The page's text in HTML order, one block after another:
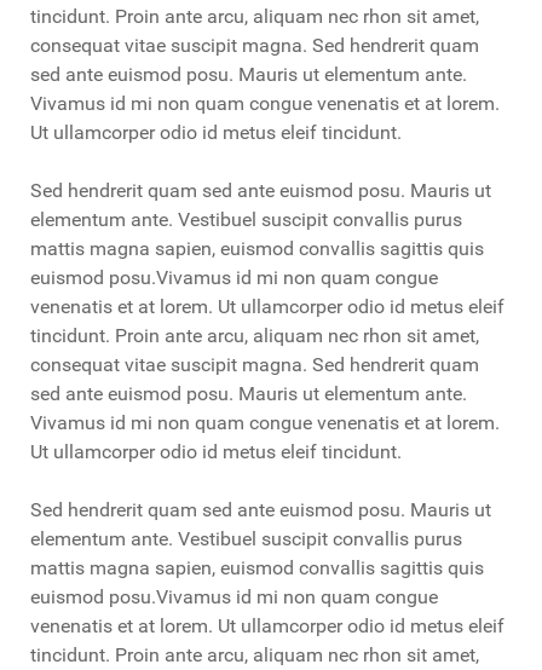
tincidunt. Proin ante arcu, aliquam nec rhon sit amet,
consequat vitae suscipit magna. Sed hendrerit quam
sed ante euismod posu. Mauris ut elementum ante.
Vivamus id mi non quam congue venenatis et at lorem.
Ut ullamcorper odio id metus eleif tincidunt.
Sed hendrerit quam sed ante euismod posu. Mauris ut
elementum ante. Vestibuel suscipit convallis purus
mattis magna sapien, euismod convallis sagittis quis
euismod posu.Vivamus id mi non quam congue
venenatis et at lorem. Ut ullamcorper odio id metus eleif
tincidunt. Proin ante arcu, aliquam nec rhon sit amet,
consequat vitae suscipit magna. Sed hendrerit quam
sed ante euismod posu. Mauris ut elementum ante.
Vivamus id mi non quam congue venenatis et at lorem.
Ut ullamcorper odio id metus eleif tincidunt.
Sed hendrerit quam sed ante euismod posu. Mauris ut
elementum ante. Vestibuel suscipit convallis purus
mattis magna sapien, euismod convallis sagittis quis
euismod posu.Vivamus id mi non quam congue
venenatis et at lorem. Ut ullamcorper odio id metus eleif
tincidunt. Proin ante arcu, aliquam nec rhon sit amet,